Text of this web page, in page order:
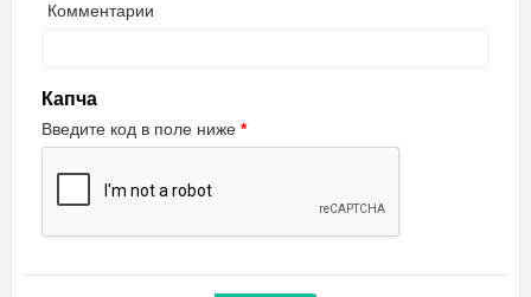
Комментарии
Капча
Введите код в поле ниже